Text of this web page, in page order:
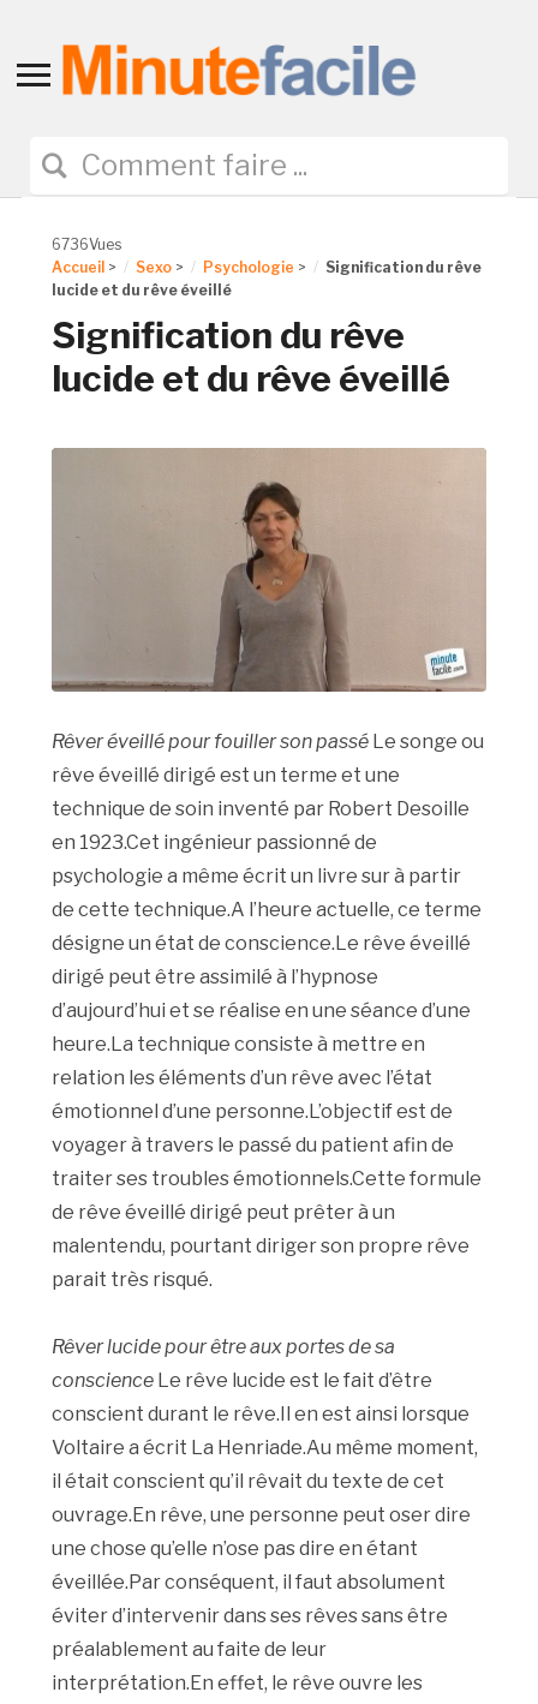
Toggle
navigation
6736Vues
Accueil > Sexo > Psychologie >
Signification du rêve
lucide et du rêve éveillé
Signification du rêve
lucide et du rêve éveillé
Rêver éveillé pour fouiller son passé Le songe ou
rêve éveillé dirigé est un terme et une
technique de soin inventé par Robert Desoille
en 1923.Cet ingénieur passionné de
psychologie a même écrit un livre sur à partir
de cette technique.A l’heure actuelle, ce terme
désigne un état de conscience.Le rêve éveillé
dirigé peut être assimilé à l’hypnose
d’aujourd’hui et se réalise en une séance d’une
heure.La technique consiste à mettre en
relation les éléments d’un rêve avec l’état
émotionnel d’une personne.L’objectif est de
voyager à travers le passé du patient afin de
traiter ses troubles émotionnels.Cette formule
de rêve éveillé dirigé peut prêter à un
malentendu, pourtant diriger son propre rêve
parait très risqué.
Rêver lucide pour être aux portes de sa
conscience Le rêve lucide est le fait d’être
conscient durant le rêve.Il en est ainsi lorsque
Voltaire a écrit La Henriade.Au même moment,
il était conscient qu’il rêvait du texte de cet
ouvrage.En rêve, une personne peut oser dire
une chose qu’elle n’ose pas dire en étant
éveillée.Par conséquent, il faut absolument
éviter d’intervenir dans ses rêves sans être
préalablement au faite de leur
interprétation.En effet, le rêve ouvre les